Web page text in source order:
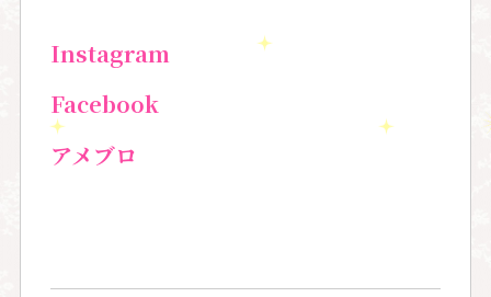
Instagram
Facebook
アメブロ